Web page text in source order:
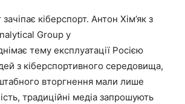
кіберспорт. Антон Хім’як з
Group у
тему експлуатації Росією
з кіберспортивного середовища,
вторгнення мали лише
традиційні медіа запрошують